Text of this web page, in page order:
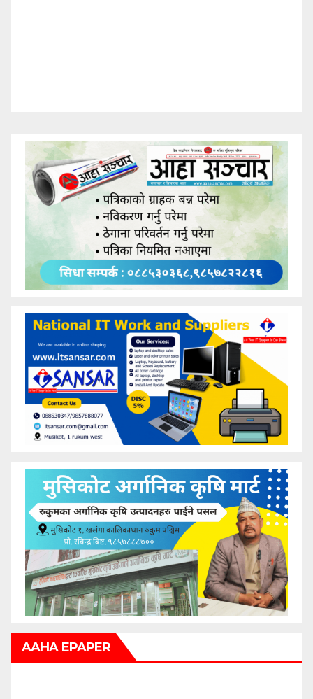
AAHA EPAPER